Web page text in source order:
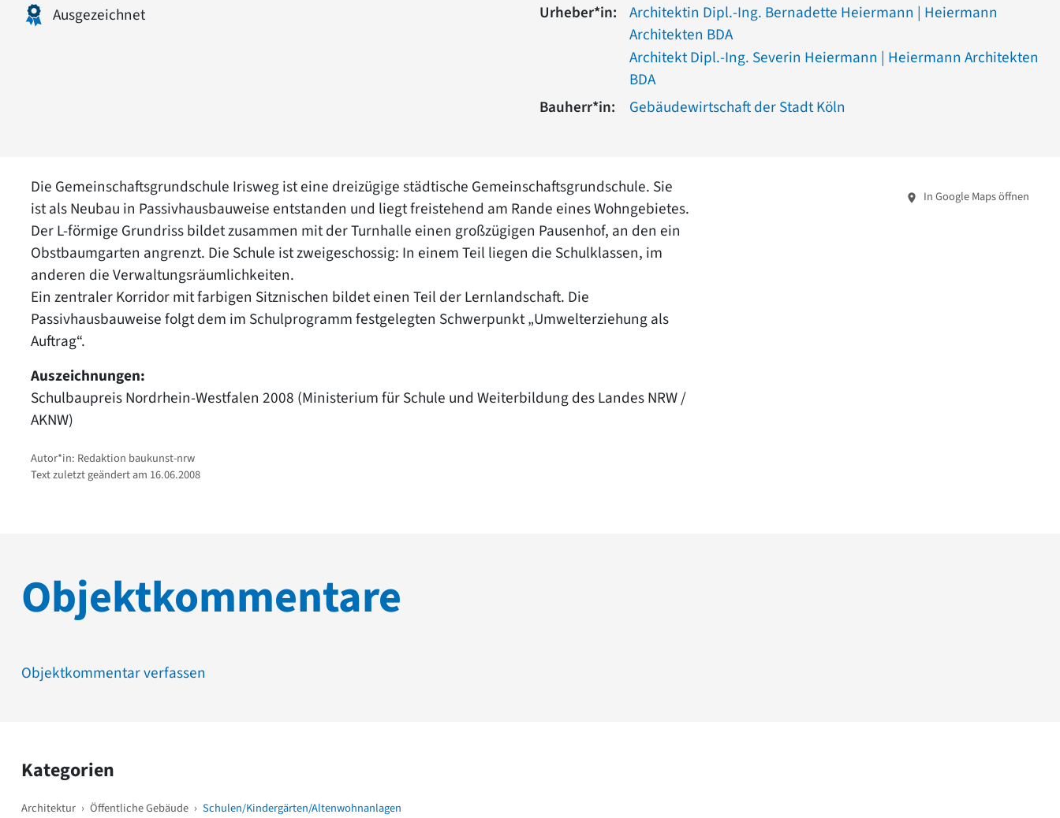
Ausgezeichnet
Urheber*in:
Architektin Dipl.-Ing. Bernadette Heiermann | Heiermann
Architekten BDA
Architekt Dipl.-Ing. Severin Heiermann | Heiermann Architekten
BDA
Bauherr*in:
Gebäudewirtschaft der Stadt Köln
Die Gemeinschaftsgrundschule Irisweg ist eine dreizügige städtische Gemeinschaftsgrundschule. Sie
ist als Neubau in Passivhausbauweise entstanden und liegt freistehend am Rande eines Wohngebietes.
Der L-förmige Grundriss bildet zusammen mit der Turnhalle einen großzügigen Pausenhof, an den ein
Obstbaumgarten angrenzt. Die Schule ist zweigeschossig: In einem Teil liegen die Schulklassen, im
anderen die Verwaltungsräumlichkeiten.
Ein zentraler Korridor mit farbigen Sitznischen bildet einen Teil der Lernlandschaft. Die
Passivhausbauweise folgt dem im Schulprogramm festgelegten Schwerpunkt „Umwelterziehung als
Auftrag“.
Auszeichnungen:
Schulbaupreis Nordrhein-Westfalen 2008 (Ministerium für Schule und Weiterbildung des Landes NRW /
AKNW)
Autor*in: Redaktion baukunst-nrw
Text zuletzt geändert am 16.06.2008
In Google Maps öffnen
Objektkommentare
Objektkommentar verfassen
Kategorien
Architektur › Öffentliche Gebäude › Schulen/Kindergärten/Altenwohnanlagen